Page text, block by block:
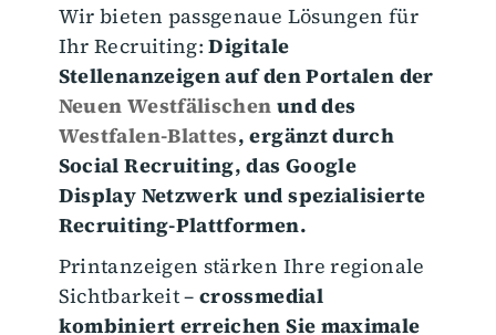
Wir bieten passgenaue Lösungen für
Ihr Recruiting:Digitale
Stellenanzeigen auf den Portalen der
Neuen Westfälischen und des
Westfalen-Blattes, ergänzt durch
Social Recruiting, das Google
Display Netzwerk und spezialisierte
Recruiting-Plattformen.
Printanzeigen stärken Ihre regionale
Sichtbarkeit –crossmedial
kombiniert erreichen Sie maximale